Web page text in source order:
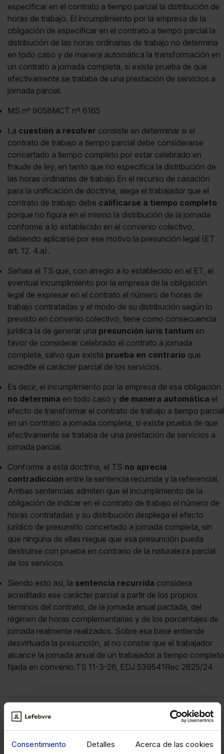
Consentimiento Detalles Acerca de las cookies
especificar en el contrato a tiempo parcial la distribución de
horas de trabajo. El incumplimiento por la empresa de la
obligación de especificar en el contrato a tiempo parcial la
distribución de las horas ordinarias de trabajo no determina
en todo caso y de manera automática la transformación en
un contrato a jornada completa, si existe prueba de que
efectivamente se trataba de una prestación de servicios a
jornada parcial.
MS nº 9058MCT nº 6165
La cuestión a resolver consiste en determinar si el
contrato de trabajo a tiempo parcial debe considerarse
concertado a tiempo completo por estar celebrado en
fraude de ley, en tanto que no especifica la distribución de
las horas ordinarias de trabajo.En el recurso de casación
para la unificación de doctrina, alega el trabajador que el
contrato de trabajo debe calificarse a tiempo completo
porque no figura en el mismo la distribución de la jornada
conforme a lo establecido en el convenio colectivo,
debiendo aplicarse por ese motivo la presunción legal (ET
art. 12. 4.a).
Señala el TS que, con arreglo a lo establecido en el ET, el
eventual incumplimiento por la empresa de la obligación
legal de expresar en el contrato el número de horas de
trabajo contratadas y el modo de su distribución según lo
previsto en convenio colectivo, tiene como consecuencia
jurídica la de generar una presunción iuris tantum en
favor de considerar celebrado el contrato a jornada
completa, salvo que exista prueba en contrario que
acredite el carácter parcial de los servicios.
Es decir, el incumplimiento por la empresa de esa obligación
no determina en todo caso y de manera automática el
efecto de transformar el contrato de trabajo a tiempo parcial
en un contrato a jornada completa, si existe prueba de que
efectivamente se trataba de una prestación de servicios a
jornada parcial.
Conforme a esta doctrina, el TS no aprecia
contradicción entre la sentencia recurrida y la referencial.
Ambas sentencias admiten que el incumplimiento de la
obligación de indicar en el contrato de trabajo el número de
horas contratadas y su distribución despliega el efecto
jurídico de presumirlo concertado a jornada completa, sin
que ninguna de ellas niegue que esa presunción pueda
destruirse con prueba en contrario de la naturaleza parcial
de los servicios.
Siendo esto así, la sentencia recurrida considera
acreditado ese carácter parcial a partir de los propios
términos del contrato, de la jornada anual pactada, del
régimen de horas complementarias y de los porcentajes de
jornada realmente realizados. Sobre esa base entiende
desvirtuada la presunción, al no constar que el trabajador
alcance la jornada anual de un trabajador a tiempo completo
fijada en convenio.TS 11-3-26, EDJ 539541Rec 2825/24